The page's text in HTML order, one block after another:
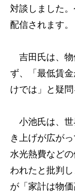
対談しました
配信されます。
吉田氏は、物
ず、「最低賃
けでは」と疑問
小池氏は、世
き上げが広が
水光熱費など
われたと批判
が「家計は物